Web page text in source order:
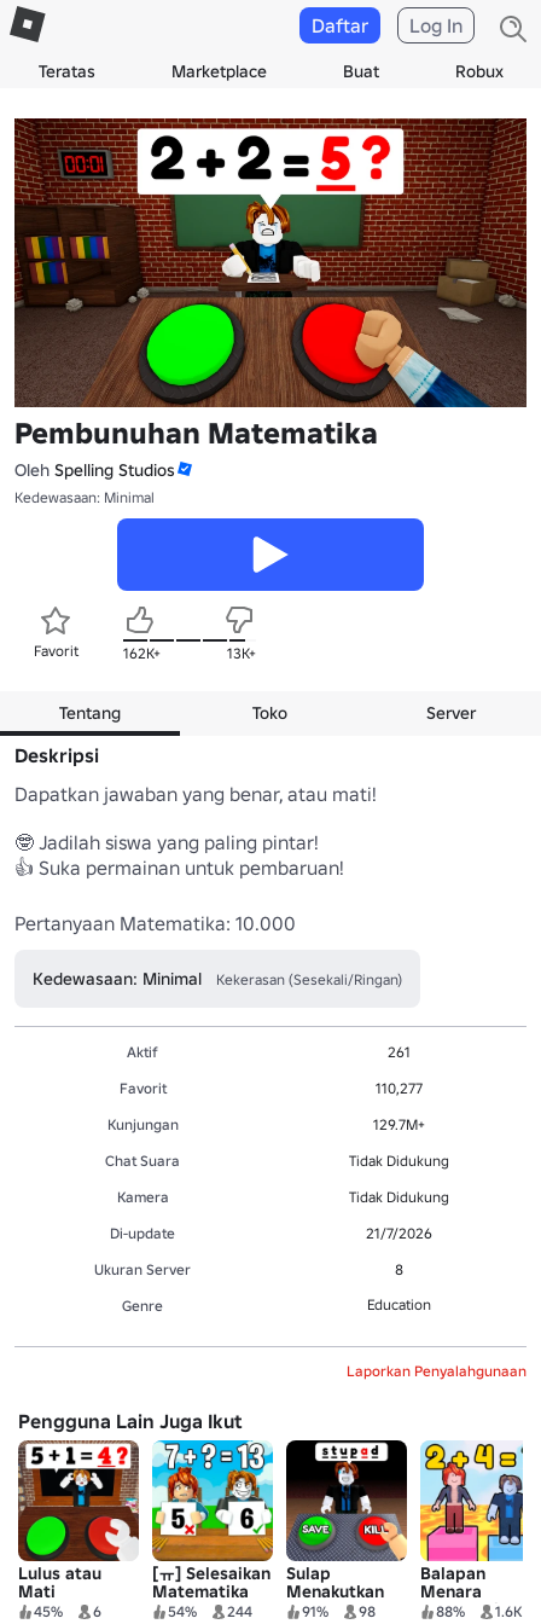
Teratas Marketplace Buat Robux
Daftar Log In
Pembunuhan Matematika
Oleh Spelling Studios
Kedewasaan: Minimal
Favorit 162K+ 13K+
Tentang Toko Server
Deskripsi
Dapatkan jawaban yang benar, atau mati!
🤓 Jadilah siswa yang paling pintar!
👍 Suka permainan untuk pembaruan!
Pertanyaan Matematika: 10.000
Kedewasaan: Minimal Kekerasan (Sesekali/Ringan)
Aktif
261
Favorit
110,277
Kunjungan
129.7M+
Chat Suara
Tidak Didukung
Kamera
Tidak Didukung
Di-update
21/7/2026
Ukuran Server
8
Genre
Education
Laporkan Penyalahgunaan
Pengguna Lain Juga Ikut
Lulus atau
Mati
45% 6
[ㅠ] Selesaikan
Matematika
54% 244
Sulap
Menakutkan
91% 98
Balapan
Menara
Matematika
88% 1.6K